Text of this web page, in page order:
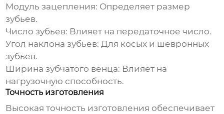
Модуль зацепления: Определяет размер
зубьев.
Число зубьев: Влияет на передаточное число.
Угол наклона зубьев: Для косых и шевронных
зубьев.
Ширина зубчатого венца: Влияет на
нагрузочную способность.
Точность изготовления
Высокая точность изготовления обеспечивает